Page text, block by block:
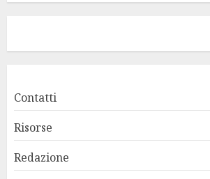
Contatti
Risorse
Redazione